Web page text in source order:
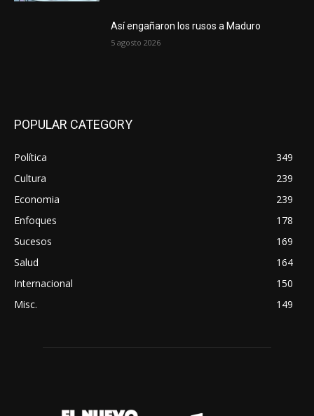
Así engañaron los rusos a Maduro
5 agosto 2026
POPULAR CATEGORY
Política
349
Cultura
239
Economia
239
Enfoques
178
Sucesos
169
Salud
164
Internacional
150
Misc.
149